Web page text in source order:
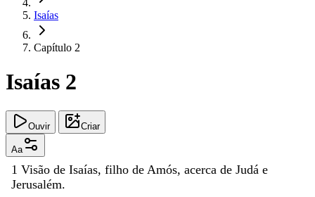
Isaías
Capítulo 2
Isaías 2
Ouvir Criar
Aa
1 Visão de Isaías, filho de Amós, acerca de Judá e
Jerusalém.